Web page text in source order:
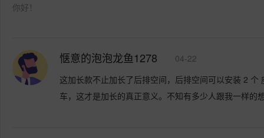
你好！
惬意的泡泡龙鱼1278
04-22
这加长款不止加长了后排空间，后排空间可以安装 2
车，这才是加长的真正意义。不知有多少人跟我一样的